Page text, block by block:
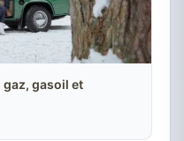
gasoil et